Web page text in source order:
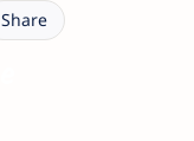
Share